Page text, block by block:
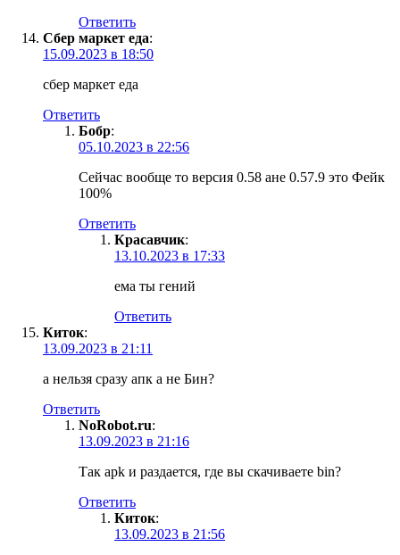
Ответить
Сбер маркет еда:
15.09.2023 в 18:50
сбер маркет еда
Ответить
Бобр:
05.10.2023 в 22:56
Сейчас вообще то версия 0.58 ане 0.57.9 это Фейк
100%
Ответить
Красавчик:
13.10.2023 в 17:33
ема ты гений
Ответить
Киток:
13.09.2023 в 21:11
а нельзя сразу апк а не Бин?
Ответить
NoRobot.ru:
13.09.2023 в 21:16
Так apk и раздается, где вы скачиваете bin?
Ответить
Киток:
13.09.2023 в 21:56